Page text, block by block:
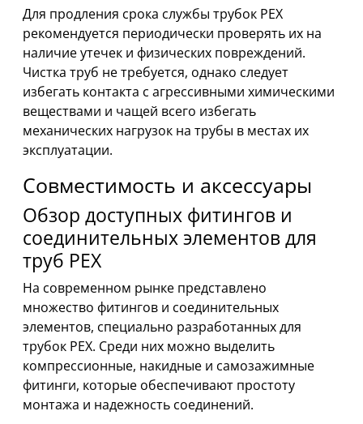
Для продления срока службы трубок PEX
рекомендуется периодически проверять их на
наличие утечек и физических повреждений.
Чистка труб не требуется, однако следует
избегать контакта с агрессивными химическими
веществами и чащей всего избегать
механических нагрузок на трубы в местах их
эксплуатации.
Совместимость и аксессуары
Обзор доступных фитингов и
соединительных элементов для
труб PEX
На современном рынке представлено
множество фитингов и соединительных
элементов, специально разработанных для
трубок PEX. Среди них можно выделить
компрессионные, накидные и самозажимные
фитинги, которые обеспечивают простоту
монтажа и надежность соединений.